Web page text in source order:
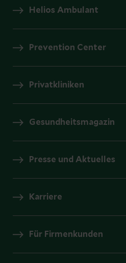
Helios Ambulant
Prevention Center
Privatkliniken
Gesundheitsmagazin
Presse und Aktuelles
Karriere
Für Firmenkunden